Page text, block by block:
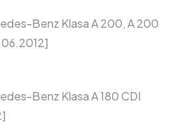
Benz Klasa A 200, A 200
Benz Klasa A 180 CDI